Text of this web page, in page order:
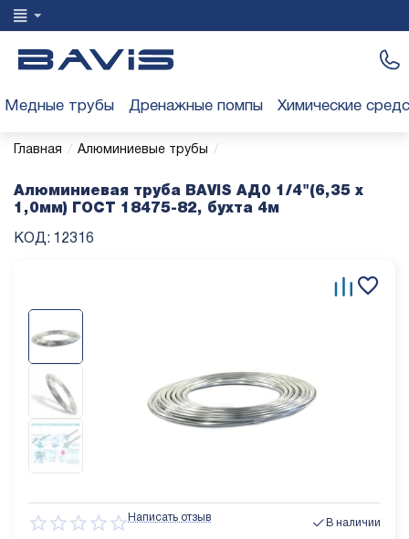
Медные трубы Дренажные помпы Химические
Главная / Алюминиевые трубы /
Алюминиевая труба BAVIS АД0 1/4"(6,35 х
1,0мм) ГОСТ 18475-82, бухта 4м
КОД: 12316
Написать отзыв В наличии